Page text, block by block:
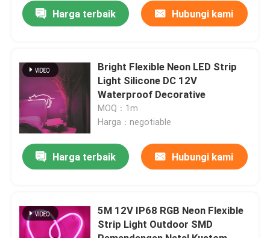
Harga terbaik Hubungi kami
Bright Flexible Neon LED Strip
Light Silicone DC 12V
Waterproof Decorative
MOQ：1m
Harga：negotiable
Harga terbaik Hubungi kami
5M 12V IP68 RGB Neon Flexible
Strip Light Outdoor SMD